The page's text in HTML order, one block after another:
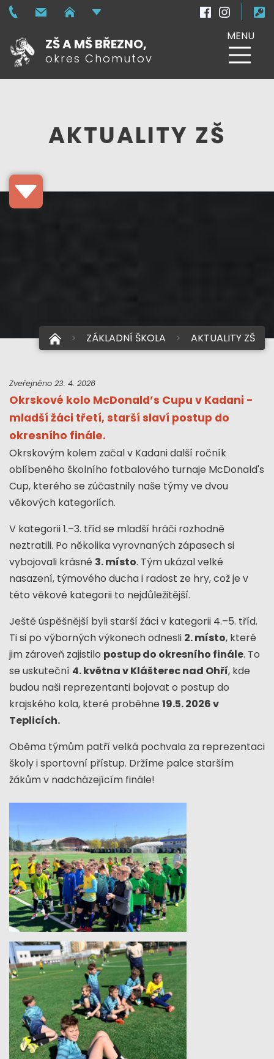
ZŠ A MŠ BŘEZNO,
okres Chomutov
MENU
AKTUALITY ZŠ
ZÁKLADNÍ ŠKOLA AKTUALITY ZŠ
Zveřejněno 23. 4. 2026
Okrskové kolo McDonald’s Cupu v Kadani -
mladší žáci třetí, starší slaví postup do
okresního finále.
Okrskovým kolem začal v Kadanidalší ročník
oblíbeného školního fotbalového turnaje McDonald's
Cup, kterého se zúčastnily naše týmy ve dvou
věkových kategoriích.
V kategorii 1.–3. tříd se mladší hráči rozhodně
neztratili. Po několika vyrovnaných zápasech si
vybojovali krásné 3. místo. Tým ukázal velké
nasazení, týmového ducha i radost ze hry, což je v
této věkové kategorii to nejdůležitější.
Ještě úspěšnější byli starší žáci v kategorii 4.–5. tříd.
Ti si po výborných výkonech odnesli 2. místo, které
jim zároveň zajistilo postup do okresního finále. To
se uskuteční 4. května vKlášterec nad Ohří, kde
budou naši reprezentanti bojovat o postup do
krajského kola, které proběhne 19.5. 2026 v
Teplicích.
Oběma týmům patří velká pochvala za reprezentaci
školy i sportovní přístup. Držíme palce starším
žákům v nadcházejícím finále!